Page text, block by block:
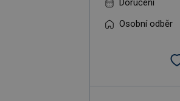
Doručení
Osobní odběr